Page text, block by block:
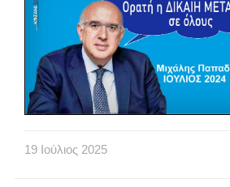
19 Ιούλιος 2025